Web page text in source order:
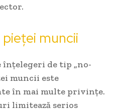
muncii
înțelegeri de tip „no-
muncii este
în mai multe privințe.
limitează serios